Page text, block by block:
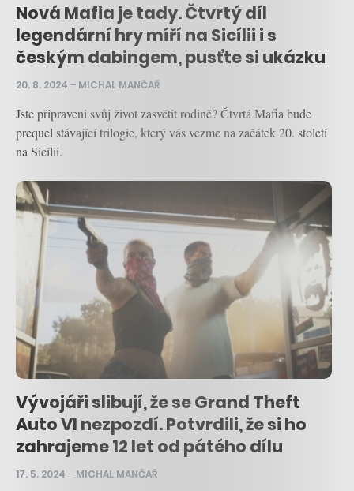
Nová Mafia je tady. Čtvrtý díl
legendární hry míří na Sicílii i s
českým dabingem, pusťte si ukázku
20. 8. 2024 – MICHAL MANČAŘ
Jste připraveni svůj život zasvětit rodině? Čtvrtá Mafia bude
prequel stávající trilogie, který vás vezme na začátek 20. století
na Sicílii.
Vývojáři slibují, že se Grand Theft
Auto VI nezpozdí. Potvrdili, že si ho
zahrajeme 12 let od pátého dílu
17. 5. 2024 – MICHAL MANČAŘ